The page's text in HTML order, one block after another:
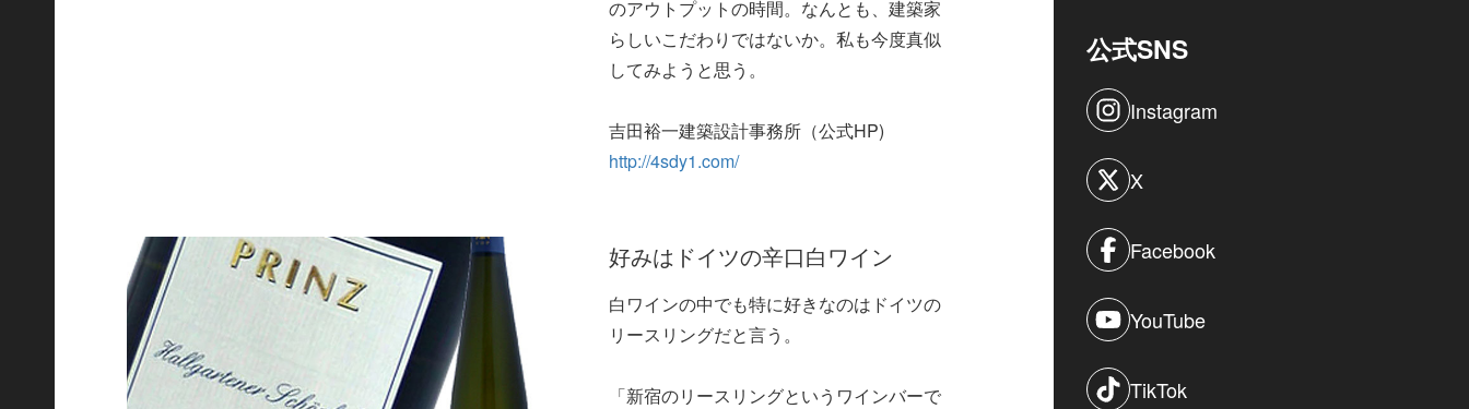
のアウトプットの時間。なんとも、建築家
らしいこだわりではないか。私も今度真似
してみようと思う。
吉田裕一建築設計事務所（公式HP)
http://4sdy1.com/
好みはドイツの辛口白ワイン
白ワインの中でも特に好きなのはドイツの
リースリングだと言う。
「新宿のリースリングというワインバーで
公式SNS
Instagram
X
Facebook
YouTube
TikTok